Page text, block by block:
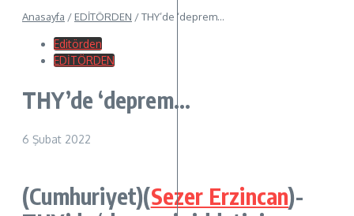
Anasayfa / EDİTÖRDEN /THY’de ‘deprem…
Editörden
EDİTÖRDEN
THY’de ‘deprem…
6 Şubat 2022
(Cumhuriyet)(Sezer Erzincan)-